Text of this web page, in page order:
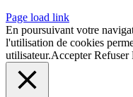
Page load link
En poursuivant votre
l'utilisation de cookies
utilisateur.Accepter Refuser